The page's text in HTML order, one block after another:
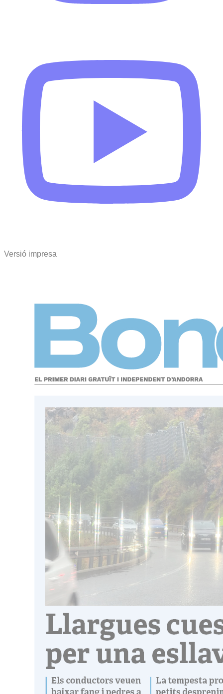
Versió impresa